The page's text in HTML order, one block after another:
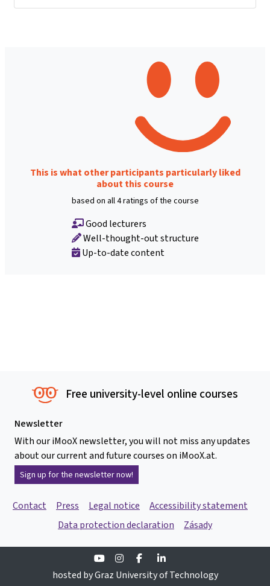
This is what other participants particularly liked
about this course
based on all 4 ratings of the course
Good lecturers
Well-thought-out structure
Up-to-date content
Free university-level online courses
Newsletter
With our iMooX newsletter, you will not miss any updates
about our current and future courses on iMooX.at.
Sign up for the newsletter now!
Contact Press Legal notice
Accessibility statement
Data protection declaration
Zásady
YoutubeInstagramFacebook
hosted by Graz University of Technology